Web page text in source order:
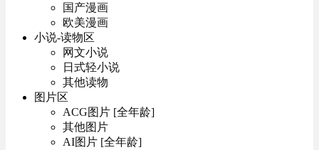
国产漫画
欧美漫画
小说-读物区
网文小说
日式轻小说
其他读物
图片区
ACG图片 [全年龄]
其他图片
AI图片 [全年龄]